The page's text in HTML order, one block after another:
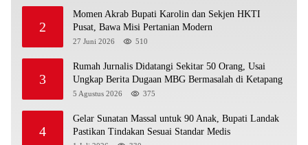
2
Momen Akrab Bupati Karolin dan Sekjen HKTI
27 Juni 2026 510
3
Rumah Jurnalis Didatangi Sekitar 50 Orang, Usai
Ungkap Berita Dugaan MBG Bermasalah di Ketapang
5 Agustus 2026 375
4
Gelar Sunatan Massal untuk 90 Anak, Bupati Landak
Pastikan Tindakan Sesuai Standar Medis